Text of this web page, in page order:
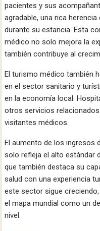
pacientes y sus
agradable, una rica
durante su estancia. Esta
médico no solo mejora la
también contribuye al
El turismo médico también
en el sector sanitario y
en la economía local.
otros servicios
visitantes médicos.
El aumento de los ingresos
solo refleja el alto estándar
que también destaca su
salud con una experiencia
este sector sigue
el mapa mundial como un
nivel.